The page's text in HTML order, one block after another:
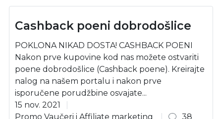
Cashback poeni dobrodošlice
POKLONA NIKAD DOSTA! CASHBACK POENI
Nakon prve kupovine kod nas možete ostvariti
poene dobrodošlice (Cashback poene). Kreirajte
nalog na našem portalu i nakon prve
isporučene porudžbine osvajate...
15 nov. 2021
Promo Vaučeri i Affiliate marketing
38